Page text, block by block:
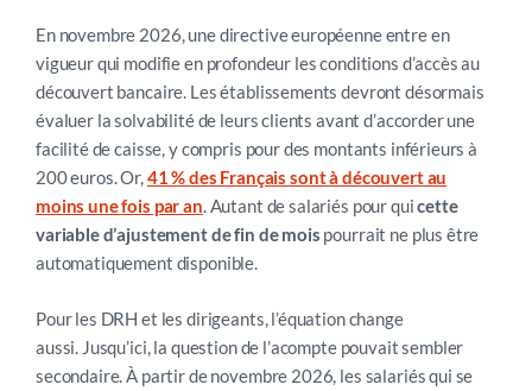
En novembre 2026, une directive européenne entre en
vigueur qui modifie en profondeur les conditions d’accès au
découvert bancaire. Les établissements devront désormais
évaluer la solvabilité de leurs clients avant d’accorder une
facilité de caisse, y compris pour des montants inférieurs à
200 euros. Or,41 % des Français sont à découvert au
moins une fois par an. Autant de salariés pour quicette
variable d’ajustement de fin de mois pourrait ne plus être
automatiquement disponible.
Pour les DRH et les dirigeants, l’équation change
aussi. Jusqu’ici, la question de l’acompte pouvait sembler
secondaire. À partir de novembre 2026, les salariés qui se